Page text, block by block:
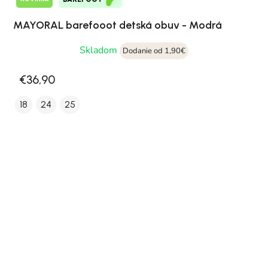
MAYORAL barefooot detská obuv - Modrá
Skladom
Dodanie od 1,90€
€36,90
18 24 25